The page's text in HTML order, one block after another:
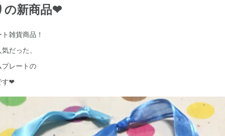
の新商品❤
雑貨商品！
だった、
レートの
す❤